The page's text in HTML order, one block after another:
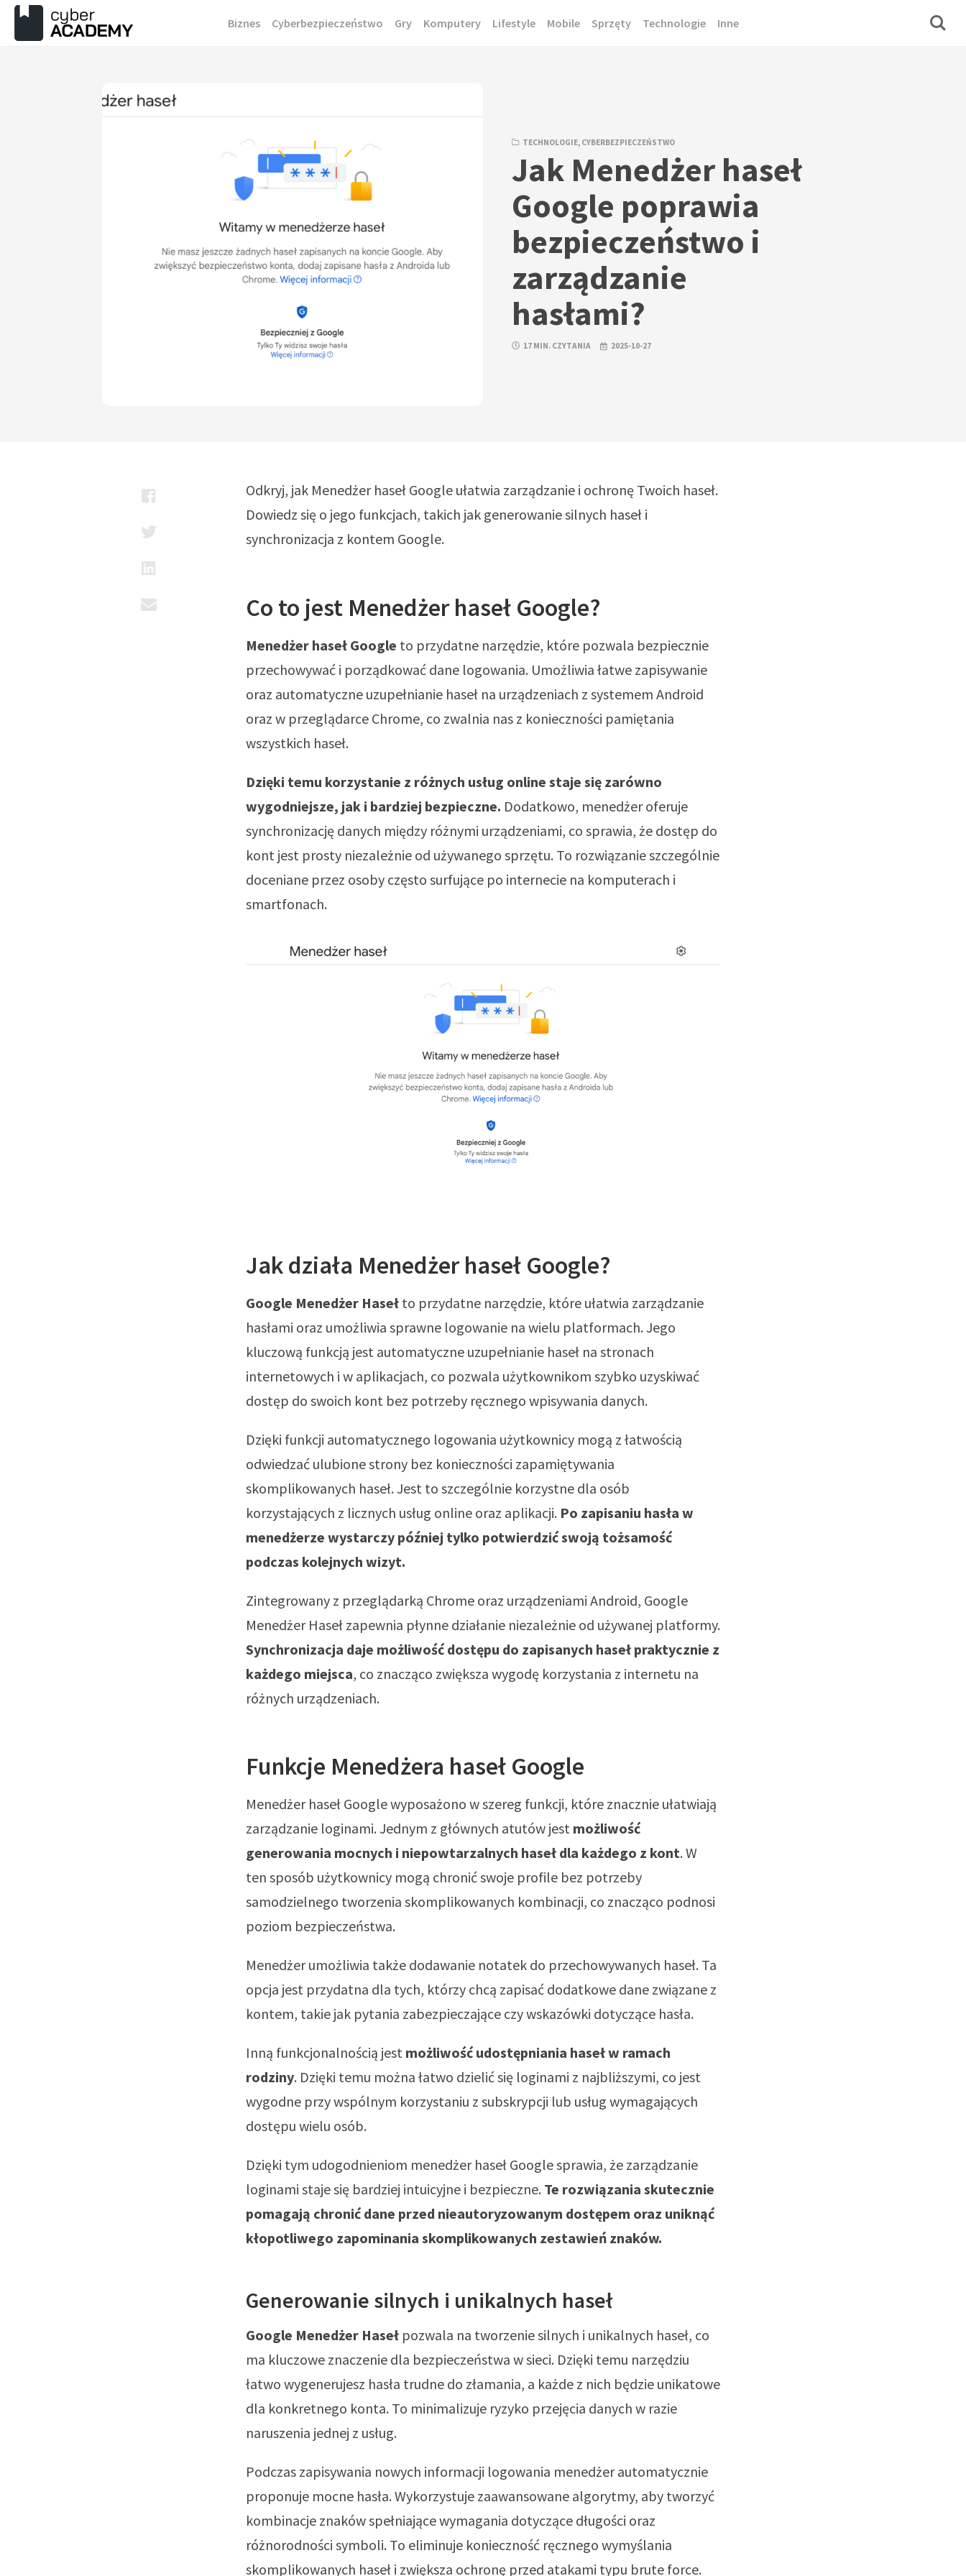
Przejdź
do
Biznes Cyberbezpieczeństwo Gry Komputery Lifestyle Mobile Sprzęty Technologie Inne
TECHNOLOGIE, CYBERBEZPIECZEŃSTWO
Jak Menedżer haseł
Google poprawia
bezpieczeństwo i
zarządzanie
hasłami?
17 MIN. CZYTANIA 2025-10-27
Odkryj, jak Menedżer haseł Google ułatwia zarządzanie i ochronę Twoich haseł.
Dowiedz się o jego funkcjach, takich jak generowanie silnych haseł i
synchronizacja z kontem Google.
Co to jest Menedżer haseł Google?
Menedżer haseł Google to przydatne narzędzie, które pozwala bezpiecznie
przechowywać i porządkować dane logowania. Umożliwia łatwe zapisywanie
oraz automatyczne uzupełnianie haseł na urządzeniach z systemem Android
oraz w przeglądarce Chrome, co zwalnia nas z konieczności pamiętania
wszystkich haseł.
Dzięki temu korzystanie z różnych usług online staje się zarówno
wygodniejsze, jak i bardziej bezpieczne. Dodatkowo, menedżer oferuje
synchronizację danych między różnymi urządzeniami, co sprawia, że dostęp do
kont jest prosty niezależnie od używanego sprzętu. To rozwiązanie szczególnie
doceniane przez osoby często surfujące po internecie na komputerach i
smartfonach.
Jak działa Menedżer haseł Google?
Google Menedżer Haseł to przydatne narzędzie, które ułatwia zarządzanie
hasłami oraz umożliwia sprawne logowanie na wielu platformach. Jego
kluczową funkcją jest automatyczne uzupełnianie haseł na stronach
internetowych i w aplikacjach, co pozwala użytkownikom szybko uzyskiwać
dostęp do swoich kont bez potrzeby ręcznego wpisywania danych.
Dzięki funkcji automatycznego logowania użytkownicy mogą z łatwością
odwiedzać ulubione strony bez konieczności zapamiętywania
skomplikowanych haseł. Jest to szczególnie korzystne dla osób
korzystających z licznych usług online oraz aplikacji. Po zapisaniu hasła w
menedżerze wystarczy później tylko potwierdzić swoją tożsamość
podczas kolejnych wizyt.
Zintegrowany z przeglądarką Chrome oraz urządzeniami Android, Google
Menedżer Haseł zapewnia płynne działanie niezależnie od używanej platformy.
Synchronizacja daje możliwość dostępu do zapisanych haseł praktycznie z
każdego miejsca, co znacząco zwiększa wygodę korzystania z internetu na
różnych urządzeniach.
Funkcje Menedżera haseł Google
Menedżer haseł Google wyposażono w szereg funkcji, które znacznie ułatwiają
zarządzanie loginami. Jednym z głównych atutów jest możliwość
generowania mocnych i niepowtarzalnych haseł dla każdego z kont. W
ten sposób użytkownicy mogą chronić swoje profile bez potrzeby
samodzielnego tworzenia skomplikowanych kombinacji, co znacząco podnosi
poziom bezpieczeństwa.
Menedżer umożliwia także dodawanie notatek do przechowywanych haseł. Ta
opcja jest przydatna dla tych, którzy chcą zapisać dodatkowe dane związane z
kontem, takie jak pytania zabezpieczające czy wskazówki dotyczące hasła.
Inną funkcjonalnością jest możliwość udostępniania haseł w ramach
rodziny. Dzięki temu można łatwo dzielić się loginami z najbliższymi, co jest
wygodne przy wspólnym korzystaniu z subskrypcji lub usług wymagających
dostępu wielu osób.
Dzięki tym udogodnieniom menedżer haseł Google sprawia, że zarządzanie
loginami staje się bardziej intuicyjne i bezpieczne. Te rozwiązania skutecznie
pomagają chronić dane przed nieautoryzowanym dostępem oraz uniknąć
kłopotliwego zapominania skomplikowanych zestawień znaków.
Generowanie silnych i unikalnych haseł
Google Menedżer Haseł pozwala na tworzenie silnych i unikalnych haseł, co
ma kluczowe znaczenie dla bezpieczeństwa w sieci. Dzięki temu narzędziu
łatwo wygenerujesz hasła trudne do złamania, a każde z nich będzie unikatowe
dla konkretnego konta. To minimalizuje ryzyko przejęcia danych w razie
naruszenia jednej z usług.
Podczas zapisywania nowych informacji logowania menedżer automatycznie
proponuje mocne hasła. Wykorzystuje zaawansowane algorytmy, aby tworzyć
kombinacje znaków spełniające wymagania dotyczące długości oraz
różnorodności symboli. To eliminuje konieczność ręcznego wymyślania
skomplikowanych haseł i zwiększa ochronę przed atakami typu brute force.